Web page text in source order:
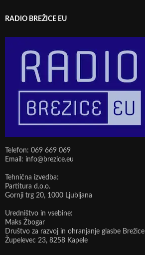
RADIO BREŽICE EU
Telefon: 069 669 069
Email: info@brezice.eu
Tehnična izvedba:
Partitura d.o.o.
Gornji trg 20, 1000 Ljubljana
Uredništvo in vsebine:
Maks Žbogar
Društvo za razvoj in ohranjanje glasbe Brežice
Župelevec 23, 8258 Kapele